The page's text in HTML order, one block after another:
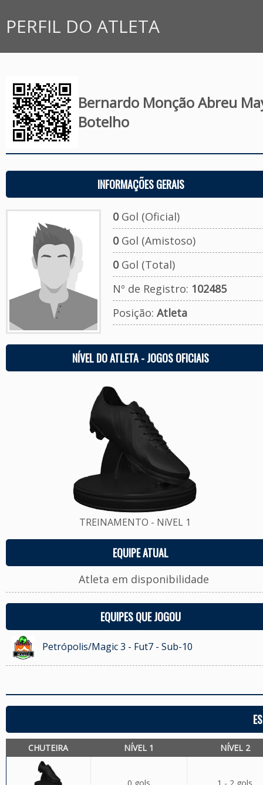
PERFIL DO ATLETA
Bernardo Monção Abreu
Botelho
INFORMAÇÕES GERAIS
0Gol (Oficial)
0Gol (Amistoso)
0Gol (Total)
Nº de Registro: 102485
Posição: Atleta
NÍVEL DO ATLETA - JOGOS OFICIAIS
TREINAMENTO - NíVEL 1
EQUIPE ATUAL
Atleta em disponibilidade
EQUIPES QUE JOGOU
Petrópolis/Magic 3 - Fut7 - Sub-10
CHUTEIRA NÍVEL 1 NÍVEL 2